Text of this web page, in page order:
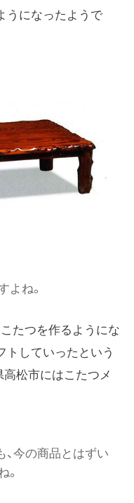
うになったようで
よね。
たつを作るようにな
トしていったという
高松市にはこたつメ
、今の商品とはずい
。